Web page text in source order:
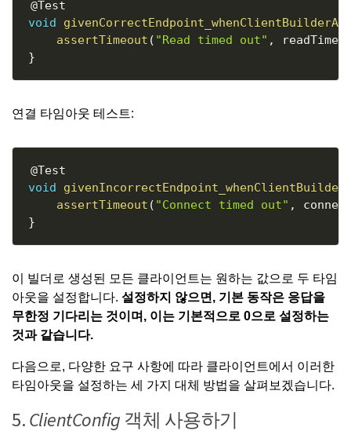
@Test
void
assertTimeout ( "Read timed out" ,
}
연결 타임아웃 테스트:
@Test
void
assertTimeout ( "Connect timed out" ,
}
이 빌더로 생성된 모든 클라이언트는 원하는 값으로 두 타임
아웃을 설정합니다. 설정하지 않으면, 기본 동작은 응답을
무한정 기다리는 것이며, 이는 기본적으로 0으로 설정하는
것과 같습니다.
다음으로, 다양한 요구 사항에 따라 클라이언트에서 이러한
타임아웃을 설정하는 세 가지 대체 방법을 살펴보겠습니다.
5.ClientConfig 객체 사용하기